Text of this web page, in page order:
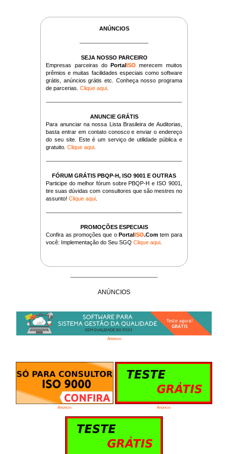
ANÚNCIOS
SEJA NOSSO PARCEIRO
Empresas parceiras doPortalISO merecem muitos
prêmios e muitas facilidades especiais como software
grátis, anúncios grátis etc. Conheça nosso programa
de parcerias.Clique aqui
ANUNCIE GRÁTIS
Para anunciar na nossa Lista Brasileira de Auditorias,
basta entrar em contato conosco e enviar o endereço
do seu site. Este é um serviço de utilidade pública e
gratuito.Clique aqui
FÓRUM GRÁTIS PBQP-H, ISO 9001 E OUTRAS
Participe do melhor fórum sobre PBQP-H e ISO 9001,
tire suas dúvidas com consultores que são mestres no
assunto!Clique aqui
PROMOÇÕES ESPECIAIS
Confira as promoções que oPortalISO.Com tem para
você: Implementação do Seu SGQClique aqui
ANÚNCIOS
Anúncio
Anúncio Anúncio